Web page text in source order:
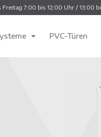
Freitag 7:00 bis 12:00 Uhr / 13:00
PVC-Türen